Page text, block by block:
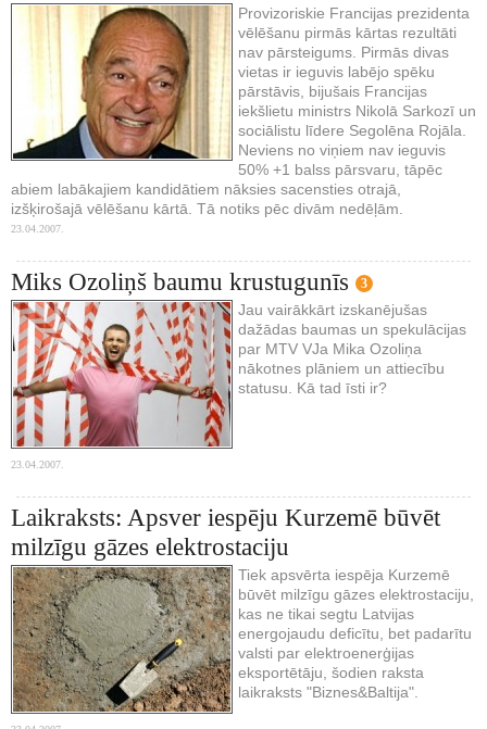
Provizoriskie Francijas prezidenta
vēlēšanu pirmās kārtas rezultāti
nav pārsteigums. Pirmās divas
vietas ir ieguvis labējo spēku
pārstāvis, bijušais Francijas
iekšlietu ministrs Nikolā Sarkozī un
sociālistu līdere Segolēna Rojāla.
Neviens no viņiem nav ieguvis
50% +1 balss pārsvaru, tāpēc
abiem labākajiem kandidātiem nāksies sacensties otrajā,
izšķirošajā vēlēšanu kārtā. Tā notiks pēc divām nedēļām.
23.04.2007.
Miks Ozoliņš baumu krustugunīs 3
Jau vairākkārt izskanējušas
dažādas baumas un spekulācijas
par MTV VJa Mika Ozoliņa
nākotnes plāniem un attiecību
statusu. Kā tad īsti ir?
23.04.2007.
Laikraksts: Apsver iespēju Kurzemē būvēt
milzīgu gāzes elektrostaciju
Tiek apsvērta iespēja Kurzemē
būvēt milzīgu gāzes elektrostaciju,
kas ne tikai segtu Latvijas
energojaudu deficītu, bet padarītu
valsti par elektroenerģijas
eksportētāju, šodien raksta
laikraksts "Biznes&Baltija".